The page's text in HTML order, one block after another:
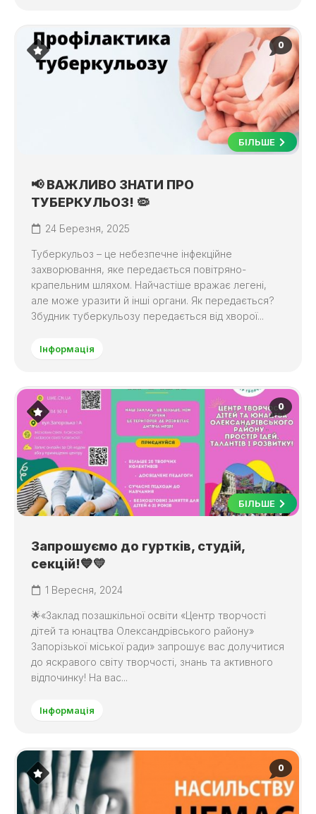
0
БІЛЬШЕ
📢 ВАЖЛИВО ЗНАТИ ПРО
ТУБЕРКУЛЬОЗ! 🦠
24 Березня, 2025
Туберкульоз – це небезпечне інфекційне
захворювання, яке передається повітряно-
крапельним шляхом. Найчастіше вражає легені,
але може уразити й інші органи. Як передається?
Збудник туберкульозу передається від хворої...
Інформація
0
БІЛЬШЕ
Запрошуємо до гуртків, студій,
секцій!💙💛
1 Вересня, 2024
🌟«Заклад позашкільної освіти «Центр творчості
дітей та юнацтва Олександрівського району»
Запорізької міської ради» запрошує вас долучитися
до яскравого світу творчості, знань та активного
відпочинку! На вас...
Інформація
0